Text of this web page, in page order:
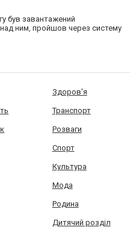
був завантажений
ним, пройшов через систему
Здоров'я
Транспорт
Розваги
Спорт
Культура
Мода
Родина
Дитячий розділ